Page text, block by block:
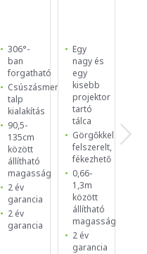
306°-
ban
forgatható
Csúszásmentes
talp
kialakítás
90,5-
135cm
között
állítható
magasság
2 év
garancia
2 év
garancia
Egy
nagy és
egy
kisebb
projektor
tartó
tálca
Görgőkkel
felszerelt,
fékezhető
0,66-
1,3m
között
állítható
magasság
2 év
garancia